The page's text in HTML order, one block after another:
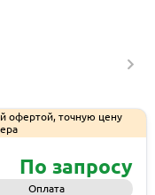
офертой, точную цену
По запросу
Оплата